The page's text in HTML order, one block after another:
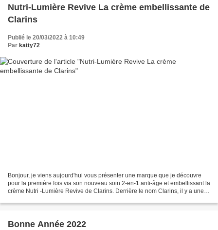
Nutri-Lumière Revive La crème embellissante de
Clarins
Publié le 20/03/2022 à 10:49
Par katty72
Bonjour, je viens aujourd'hui vous présenter une marque que je découvre
pour la première fois via son nouveau soin 2-en-1 anti-âge et embellissant la
crème Nutri -Lumière Revive de Clarins. Derrière le nom Clarins, il y a une
Bonne Année 2022